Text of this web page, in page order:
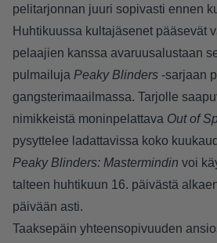
pelitarjonnan juuri sopivasti ennen
Huhtikuussa kultajäsenet pääsevät
pelaajien kanssa avaruusalustaan
pulmailuja Peaky Blinders -sarjaan
gangsterimaailmassa. Tarjolle
nimikkeistä moninpelattava Out of
pysyttelee ladattavissa koko
Peaky Blinders: Mastermindin voi
talteen huhtikuun 16. päivästä
päivään asti.
Taaksepäin yhteensopivuuden